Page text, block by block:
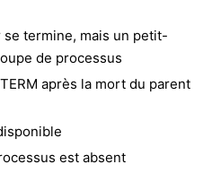
termine, mais un petit-
de processus
après la mort du parent
est absent